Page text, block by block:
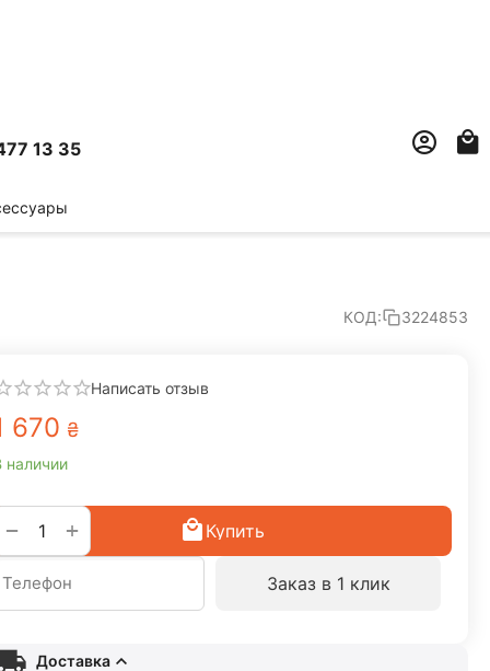
13 35
КОД: 3224853
Написать отзыв
670 ₴
наличии
+
− Купить
Заказ в 1 клик
Доставка